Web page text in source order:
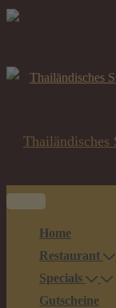
↓
Thailändisches
Main
Navigation
Menu
Home
Restaurant
Specials
Gutscheine